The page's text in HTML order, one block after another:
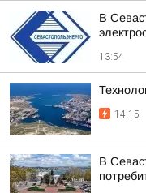
В
13:54
14:15
В